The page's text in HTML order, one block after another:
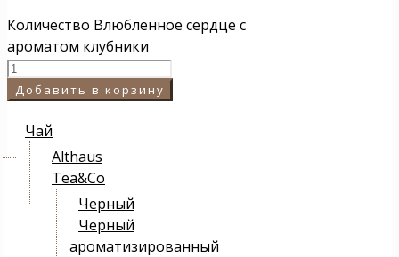
Количество Влюбленное сердце с
ароматом клубники
Добавить в корзину
Чай
Althaus
Tea&Co
Черный
Черный
ароматизированный